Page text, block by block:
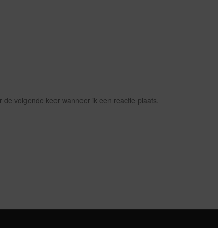
volgende keer wanneer ik een reactie plaats.